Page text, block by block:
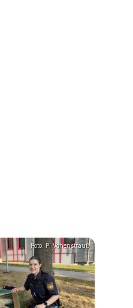
Foto: PI Vohenstrauß